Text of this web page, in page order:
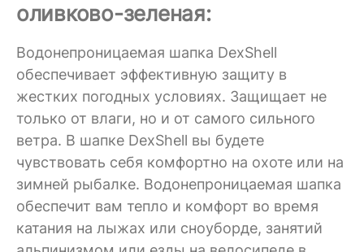
оливково-зеленая:
Водонепроницаемая шапка DexShell
обеспечивает эффективную защиту в
жестких погодных условиях. Защищает не
только от влаги, но и от самого сильного
ветра. В шапке DexShell вы будете
чувствовать себя комфортно на охоте или на
зимней рыбалке. Водонепроницаемая шапка
обеспечит вам тепло и комфорт во время
катания на лыжах или сноуборде, занятий